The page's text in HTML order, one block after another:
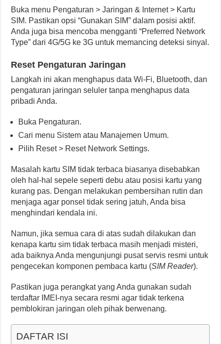
Buka menu Pengaturan > Jaringan & Internet > Kartu
SIM. Pastikan opsi “Gunakan SIM” dalam posisi aktif.
Anda juga bisa mencoba mengganti “Preferred Network
Type” dari 4G/5G ke 3G untuk memancing deteksi sinyal.
Reset Pengaturan Jaringan
Langkah ini akan menghapus data Wi-Fi, Bluetooth, dan
pengaturan jaringan seluler tanpa menghapus data
pribadi Anda.
Buka Pengaturan.
Cari menu Sistem atau Manajemen Umum.
Pilih Reset > Reset Network Settings.
Masalah kartu SIM tidak terbaca biasanya disebabkan
oleh hal-hal sepele seperti debu atau posisi kartu yang
kurang pas. Dengan melakukan pembersihan rutin dan
menjaga agar ponsel tidak sering jatuh, Anda bisa
menghindari kendala ini.
Namun, jika semua cara di atas sudah dilakukan dan
kenapa kartu sim tidak terbaca masih menjadi misteri,
ada baiknya Anda mengunjungi pusat servis resmi untuk
pengecekan komponen pembaca kartu (SIM Reader).
Pastikan juga perangkat yang Anda gunakan sudah
terdaftar IMEI-nya secara resmi agar tidak terkena
pemblokiran jaringan oleh pihak berwenang.
DAFTAR ISI